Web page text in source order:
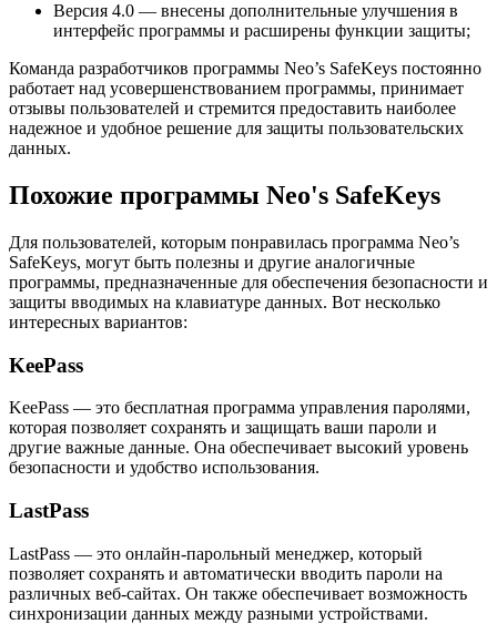
Версия 4.0 — внесены дополнительные улучшения в
интерфейс программы и расширены функции защиты;
Команда разработчиков программы Neo’s SafeKeys постоянно
работает над усовершенствованием программы, принимает
отзывы пользователей и стремится предоставить наиболее
надежное и удобное решение для защиты пользовательских
данных.
Похожие программы Neo's SafeKeys
Для пользователей, которым понравилась программа Neo’s
SafeKeys, могут быть полезны и другие аналогичные
программы, предназначенные для обеспечения безопасности и
защиты вводимых на клавиатуре данных. Вот несколько
интересных вариантов:
KeePass
KeePass — это бесплатная программа управления паролями,
которая позволяет сохранять и защищать ваши пароли и
другие важные данные. Она обеспечивает высокий уровень
безопасности и удобство использования.
LastPass
LastPass — это онлайн-парольный менеджер, который
позволяет сохранять и автоматически вводить пароли на
различных веб-сайтах. Он также обеспечивает возможность
синхронизации данных между разными устройствами.